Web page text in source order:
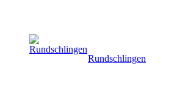
Rundschlingen